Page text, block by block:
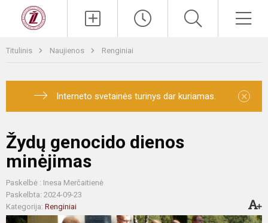
Titulinis Naujienos Renginiai
Interneto svetainės turinys dar kuriamas. ×
Žydų genocido dienos
minėjimas
Paskelbė : Inesa Merčaitienė
Paskelbta: 2024-09-23
Kategorija: Renginiai